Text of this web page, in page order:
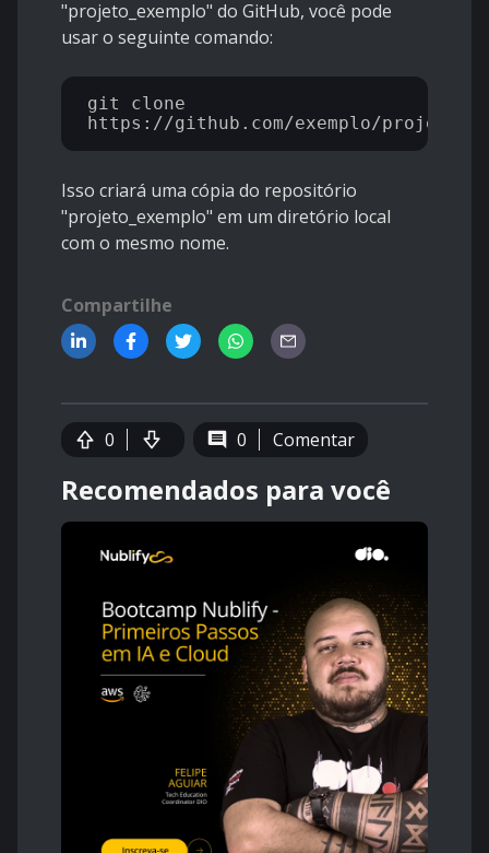
"projeto_exemplo" do GitHub, você pode
usar o seguinte comando:
git clone
Isso criará uma cópia do repositório
"projeto_exemplo" em um diretório local
com o mesmo nome.
Compartilhe
0 0 Comentar
Recomendados para você